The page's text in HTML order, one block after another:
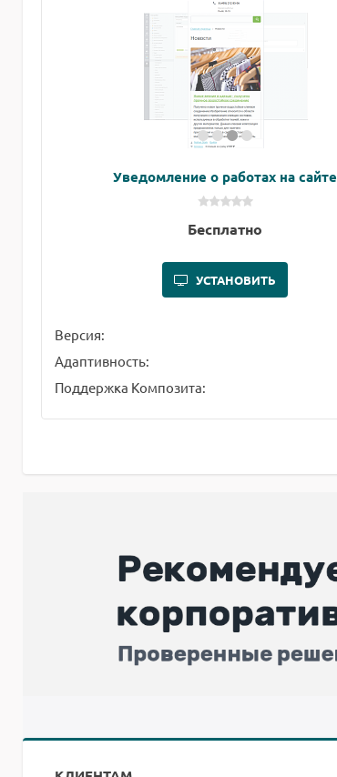
Уведомление о работах на сайте
Бесплатно
УСТАНОВИТЬ
Версия:
Адаптивность:
Поддержка Композита: